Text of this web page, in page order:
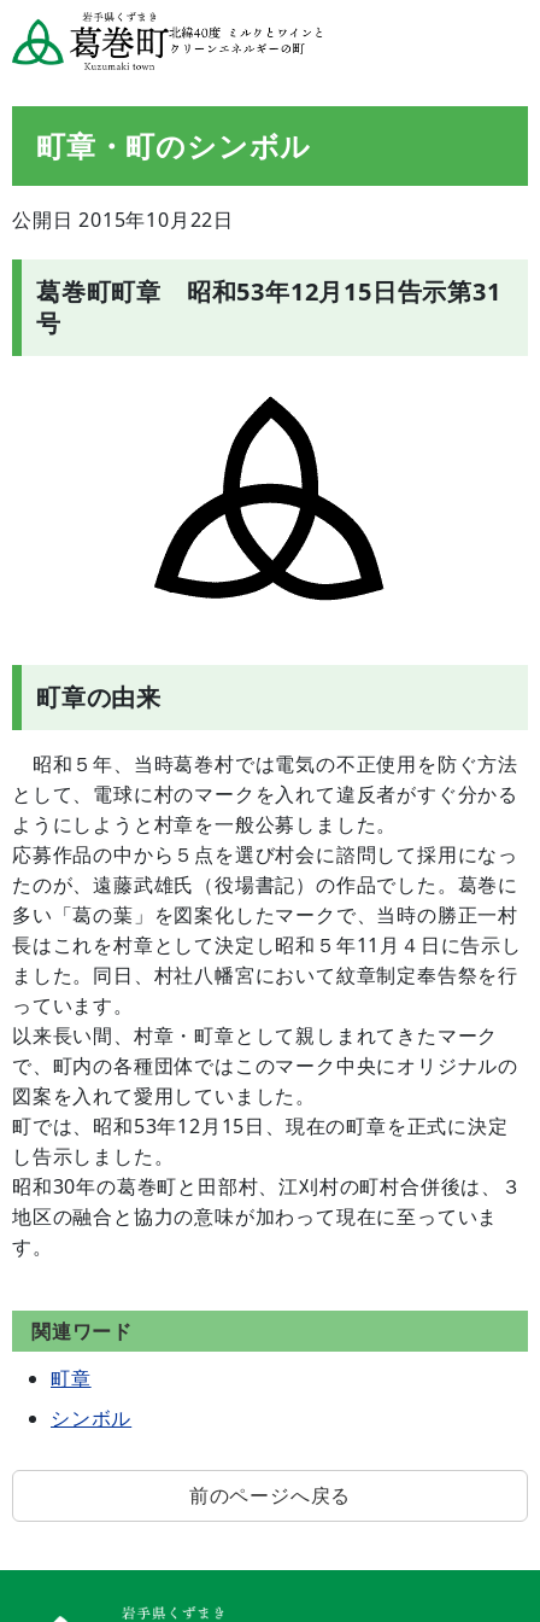
町章・町のシンボル
公開日 2015年10月22日
葛巻町町章 昭和53年12月15日告示第31
号
町章の由来
昭和５年、当時葛巻村では電気の不正使用を防ぐ方法
として、電球に村のマークを入れて違反者がすぐ分かる
ようにしようと村章を一般公募しました。
応募作品の中から５点を選び村会に諮問して採用になっ
たのが、遠藤武雄氏（役場書記）の作品でした。葛巻に
多い「葛の葉」を図案化したマークで、当時の勝正一村
長はこれを村章として決定し昭和５年11月４日に告示し
ました。同日、村社八幡宮において紋章制定奉告祭を行
っています。
以来長い間、村章・町章として親しまれてきたマーク
で、町内の各種団体ではこのマーク中央にオリジナルの
図案を入れて愛用していました。
町では、昭和53年12月15日、現在の町章を正式に決定
し告示しました。
昭和30年の葛巻町と田部村、江刈村の町村合併後は、３
地区の融合と協力の意味が加わって現在に至っていま
す。
関連ワード
町章
シンボル
前のページへ戻る